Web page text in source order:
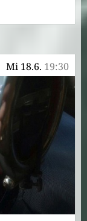
Mi 18.6. 19:30